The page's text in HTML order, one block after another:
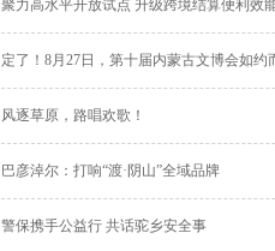
聚力高水平开放试点 升级跨境结算便利
结算业务
定了！8月27日，第十届内蒙古文博会如约
风逐草原，路唱欢歌！
巴彦淖尔：打响“渡·阴山”全域品牌
警保携手公益行 共话驼乡安全事